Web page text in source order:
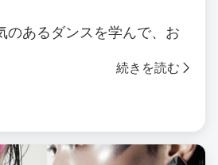
のあるダンスを学んで、お
続きを読む